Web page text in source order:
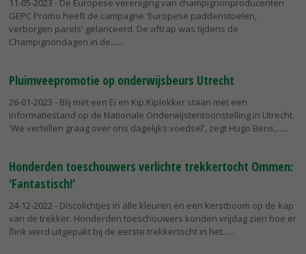
11-05-2023 - De Europese vereniging van champignonproducenten
GEPC Promo heeft de campagne 'Europese paddenstoelen,
verborgen parels' gelanceerd. De aftrap was tijdens de
Champignondagen in de...
Pluimveepromotie op onderwijsbeurs Utrecht
26-01-2023 - Blij met een Ei en Kip.Kiplekker staan met een
informatiestand op de Nationale Onderwijstentoonstelling in Utrecht.
'We vertellen graag over ons dagelijks voedsel', zegt Hugo Bens,...
Honderden toeschouwers verlichte trekkertocht Ommen:
'Fantastisch!'
24-12-2022 - Discolichtjes in alle kleuren en een kerstboom op de kap
van de trekker. Honderden toeschouwers konden vrijdag zien hoe er
flink werd uitgepakt bij de eerste trekkertocht in het...